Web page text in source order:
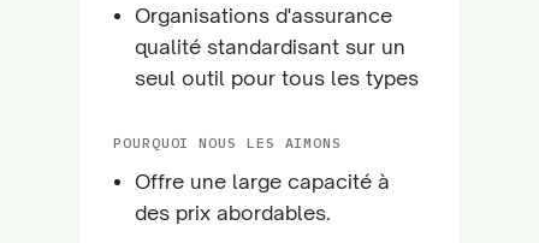
Organisations d'assurance
qualité standardisant sur un
seul outil pour tous les types
POURQUOI NOUS LES AIMONS
Offre une large capacité à
des prix abordables.